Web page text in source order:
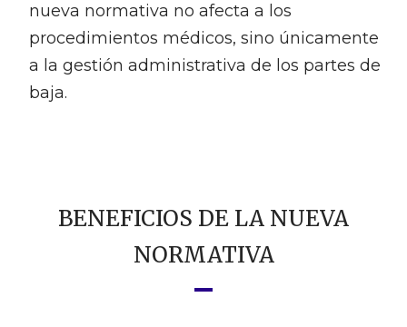
nueva normativa no afecta a los
procedimientos médicos, sino únicamente
a la gestión administrativa de los partes de
baja.
BENEFICIOS DE LA NUEVA
NORMATIVA